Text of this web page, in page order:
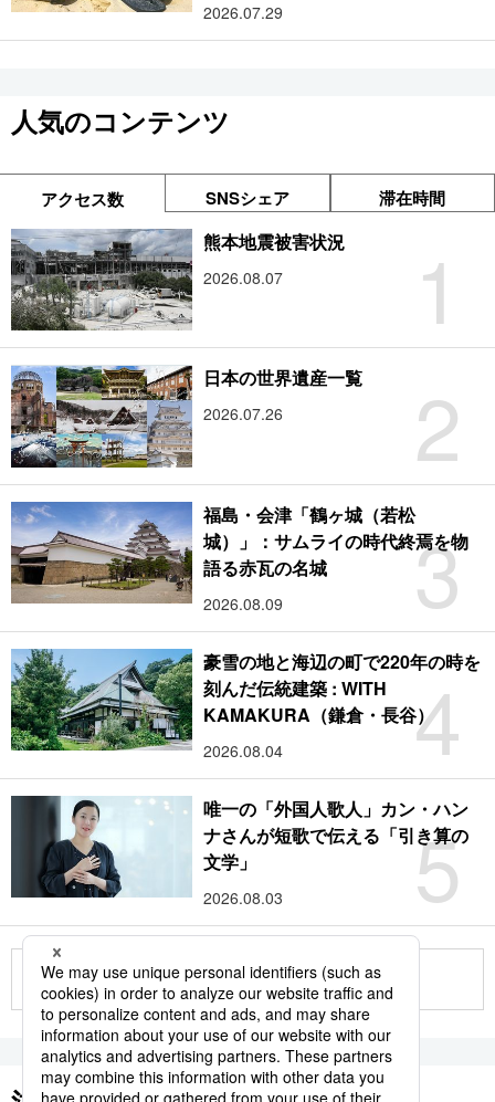
2026.07.29
人気のコンテンツ
アクセス数 SNSシェア 滞在時間
1
熊本地震被害状況
2026.08.07
2
日本の世界遺産一覧
2026.07.26
3
福島・会津「鶴ヶ城（若松
城）」：サムライの時代終焉を物
語る赤瓦の名城
2026.08.09
4
豪雪の地と海辺の町で220年の時を
刻んだ伝統建築 : WITH
KAMAKURA（鎌倉・長谷）
2026.08.04
5
唯一の「外国人歌人」カン・ハン
ナさんが短歌で伝える「引き算の
文学」
2026.08.03
もっと見る